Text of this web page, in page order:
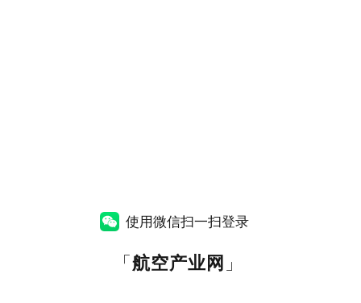
使用微信扫一扫登录
「航空产业网 」